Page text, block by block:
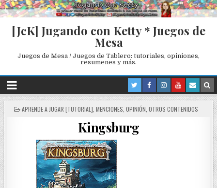
[JcK] Jugando con Ketty * Juegos de
Mesa
Juegos de Mesa / Juegos de Tablero: tutoriales, opiniones,
resumenes y más.
P
APRENDE A JUGAR [TUTORIAL] MENCIONES OPINIÓN OTROS CONTENIDOS
Kingsburg